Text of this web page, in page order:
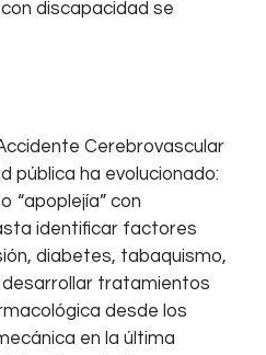
discapacidad se
Cerebrovascular
pública ha evolucionado:
“apoplejía” con
identificar factores
diabetes, tabaquismo,
tratamientos
desde los
en la última